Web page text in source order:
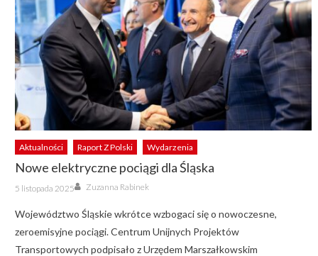
Aktualności Raport Z Polski Wydarzenia
Nowe elektryczne pociągi dla Śląska
Posted
on
5 listopada 2025 Author
Zuzanna Rabinek
Województwo Śląskie wkrótce wzbogaci się o nowoczesne,
zeroemisyjne pociągi. Centrum Unijnych Projektów
Transportowych podpisało z Urzędem Marszałkowskim